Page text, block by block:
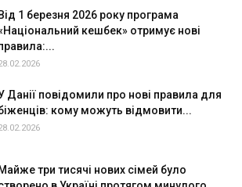
Від 1 березня 2026 року програма
кешбек» отримує нові
Данії повідомили про нові правила для
кому можуть відмовити...
Майже три тисячі нових сімей було